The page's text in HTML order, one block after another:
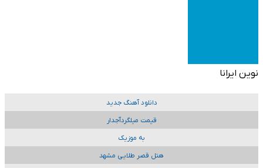
نوین ایرانا
دانلود آهنگ جدید
قیمت میلگردآجدار
به موزیک
هتل قصر طلایی مشهد